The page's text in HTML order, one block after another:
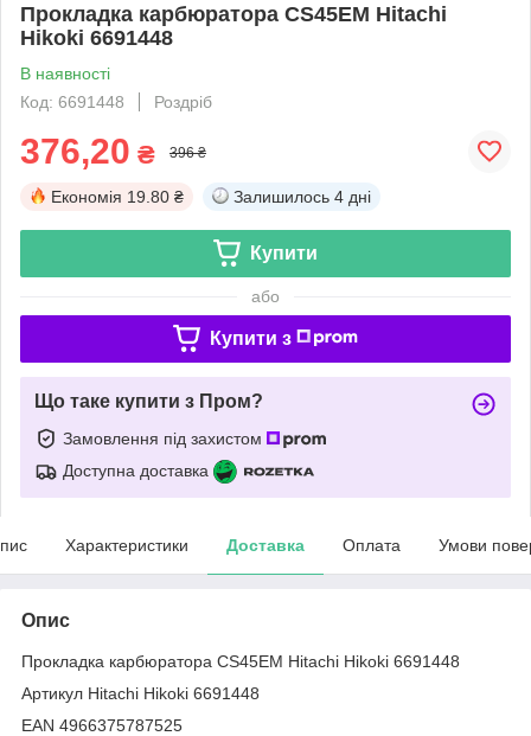
Прокладка карбюратора CS45EМ Hitachi
Hikoki 6691448
В наявності
Код: 6691448
Роздріб
376,20 ₴ 396 ₴
Економія 19.80 ₴ Залишилось 4 дні
Купити
або
Купити з
Що таке купити з Пром?
Замовлення під захистом
Доступна доставка
Характеристики Доставка Оплата Умови
Опис
Прокладка карбюратора CS45EМ Hitachi Hikoki 6691448
Артикул Hitachi Hikoki 6691448
EAN 4966375787525